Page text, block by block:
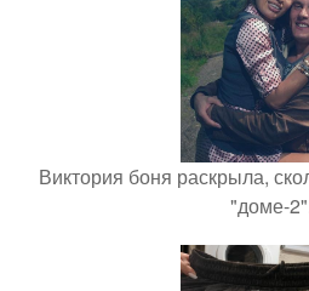
Виктория боня раскрыла,
"доме-